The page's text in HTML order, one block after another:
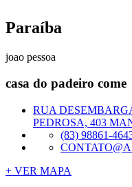
Paraíba
joao pessoa
casa do padeiro come
RUA
PEDROSA, 403
(83) 98861-
+ VER MAPA